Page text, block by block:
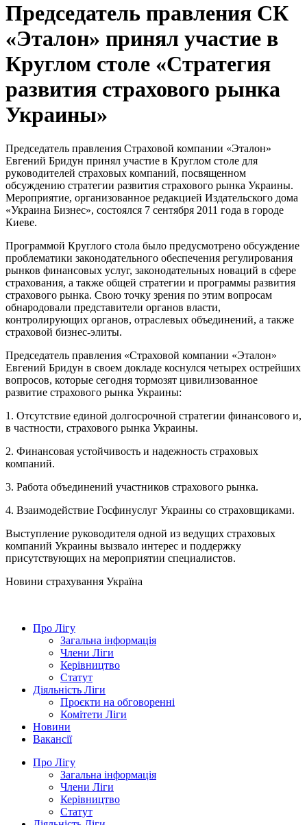
Председатель правления СК
«Эталон» принял участие в
Круглом столе «Стратегия
развития страхового рынка
Украины»
Председатель правления Страховой компании «Эталон»
Евгений Бридун принял участие в Круглом столе для
руководителей страховых компаний, посвященном
обсуждению стратегии развития страхового рынка Украины.
Мероприятие, организованное редакцией Издательского дома
«Украина Бизнес», состоялся 7 сентября 2011 года в городе
Киеве.
Программой Круглого стола было предусмотрено обсуждение
проблематики законодательного обеспечения регулирования
рынков финансовых услуг, законодательных новаций в сфере
страхования, а также общей стратегии и программы развития
страхового рынка. Свою точку зрения по этим вопросам
обнародовали представители органов власти,
контролирующих органов, отраслевых объединений, а также
страховой бизнес-элиты.
Председатель правления «Страховой компании «Эталон»
Евгений Бридун в своем докладе коснулся четырех острейших
вопросов, которые сегодня тормозят цивилизованное
развитие страхового рынка Украины:
1. Отсутствие единой долгосрочной стратегии финансового и,
в частности, страхового рынка Украины.
2. Финансовая устойчивость и надежность страховых
компаний.
3. Работа объединений участников страхового рынка.
4. Взаимодействие Госфинуслуг Украины со страховщиками.
Выступление руководителя одной из ведущих страховых
компаний Украины вызвало интерес и поддержку
присутствующих на мероприятии специалистов.
Новини страхування Україна
Про Лігу
Загальна інформація
Члени Ліги
Керівництво
Статут
Діяльність Ліги
Проєкти на обговоренні
Комітети Ліги
Новини
Вакансії
Про Лігу
Загальна інформація
Члени Ліги
Керівництво
Статут